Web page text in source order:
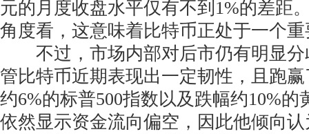
元的月度收盘水平仅有不到1%的差距
角度看，这意味着比特币正处于一个
不过，市场内部对后市仍有明显分
管比特币近期表现出一定韧性，且跑
约6%的标普500指数以及跌幅约10%的
依然显示资金流向偏空，因此他倾向